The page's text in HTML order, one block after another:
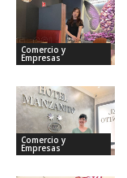
Comercio y
Empresas
Comercio y
Empresas